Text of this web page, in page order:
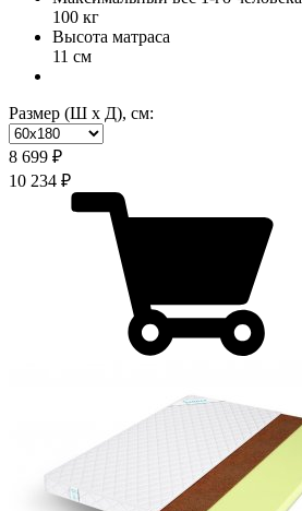
100 кг
Высота матраса
11 см
Размер (Ш х Д), см:
8 699 ₽
10 234 ₽